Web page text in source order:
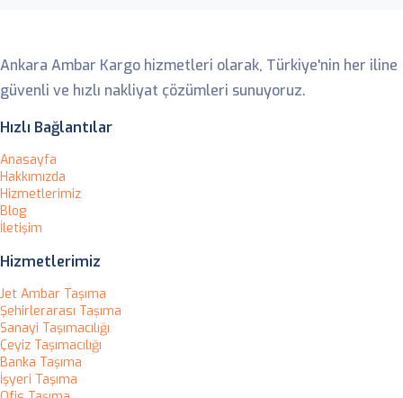
Ankara Ambar Kargo hizmetleri olarak, Türkiye'nin her iline
güvenli ve hızlı nakliyat çözümleri sunuyoruz.
Hızlı Bağlantılar
Anasayfa
Hakkımızda
Hizmetlerimiz
Blog
İletişim
Hizmetlerimiz
Jet Ambar Taşıma
Şehirlerarası Taşıma
Sanayi Taşımacılığı
Çeyiz Taşımacılığı
Banka Taşıma
İşyeri Taşıma